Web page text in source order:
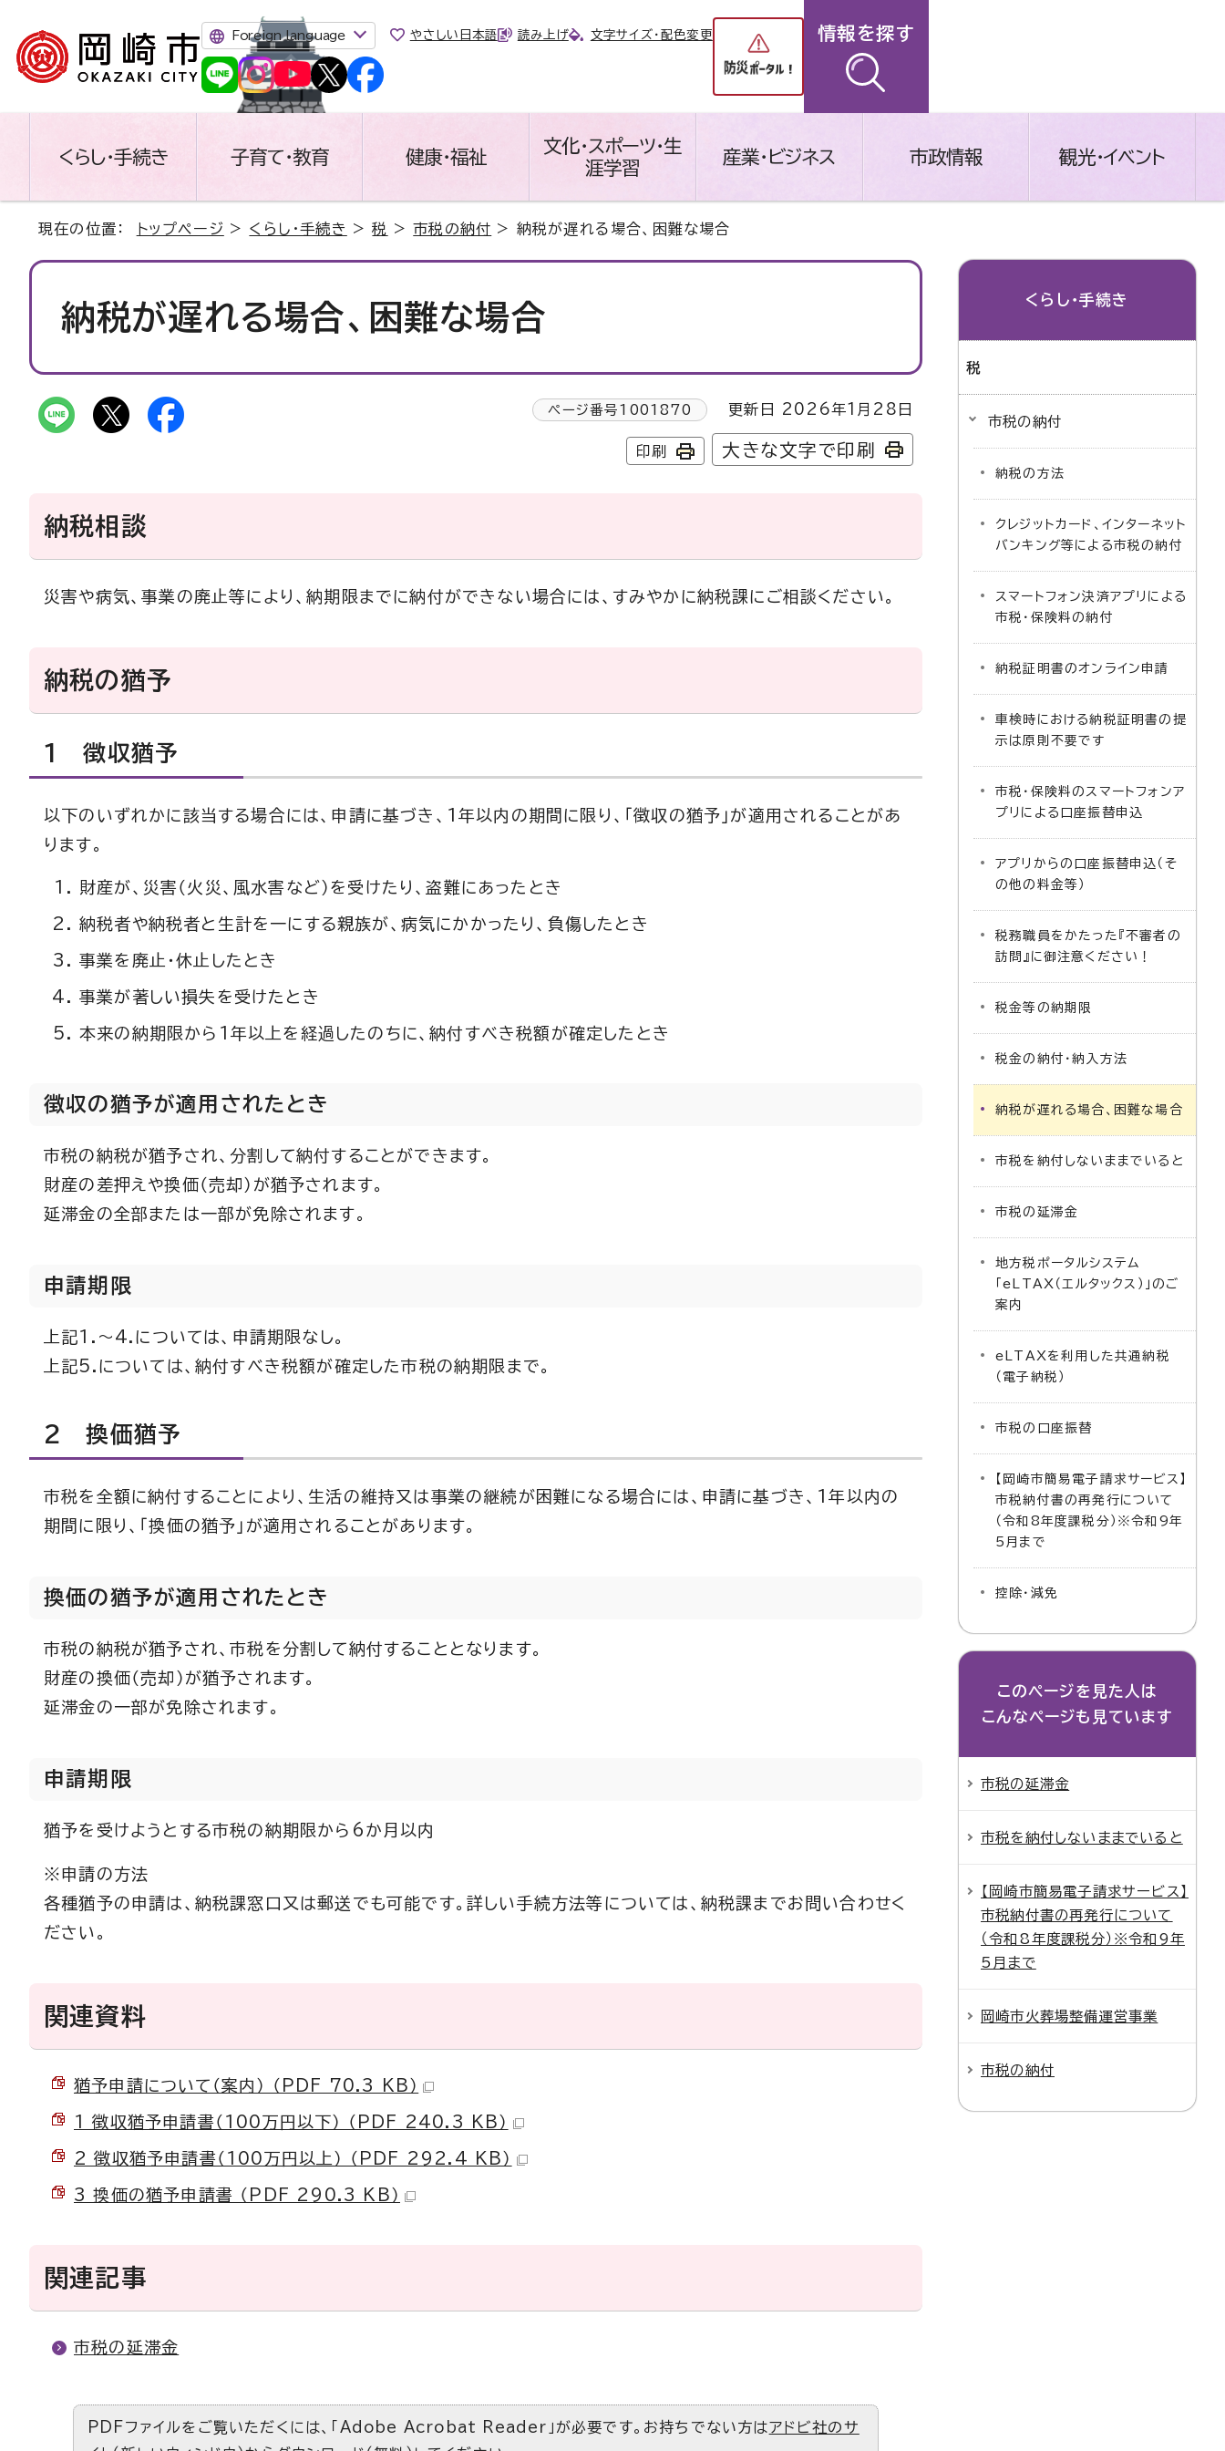
Foreign language やさしい日本語 読み上げ 文字サイズ・配色変更 情報を探す
くらし・手続き 子育て・教育 健康・福祉
文化・スポーツ・生
涯学習
産業・ビジネス 市政情報 観光・イベント
現在の位置： トップページ > くらし・手続き >税 >市税の納付 > 納税が遅れる場合、困難な場合
納税が遅れる場合、困難な場合
ページ番号 1001870 更新日 2026年1月28日
印刷 大きな文字で印刷
納税相談
災害や病気、事業の廃止等により、納期限までに納付ができない場合には、すみやかに納税課にご相談ください。
納税の猶予
1 徴収猶予
以下のいずれかに該当する場合には、申請に基づき、1年以内の期間に限り、「徴収の猶予」が適用されることがあ
ります。
財産が、災害（火災、風水害など）を受けたり、盗難にあったとき
納税者や納税者と生計を一にする親族が、病気にかかったり、負傷したとき
事業を廃止・休止したとき
事業が著しい損失を受けたとき
本来の納期限から1年以上を経過したのちに、納付すべき税額が確定したとき
徴収の猶予が適用されたとき
市税の納税が猶予され、分割して納付することができます。
財産の差押えや換価（売却）が猶予されます。
延滞金の全部または一部が免除されます。
申請期限
上記1.～4.については、申請期限なし。
上記5.については、納付すべき税額が確定した市税の納期限まで。
2 換価猶予
市税を全額に納付することにより、生活の維持又は事業の継続が困難になる場合には、申請に基づき、1年以内の
期間に限り、「換価の猶予」が適用されることがあります。
換価の猶予が適用されたとき
市税の納税が猶予され、市税を分割して納付することとなります。
財産の換価（売却）が猶予されます。
延滞金の一部が免除されます。
申請期限
猶予を受けようとする市税の納期限から6か月以内
※申請の方法
各種猶予の申請は、納税課窓口又は郵送でも可能です。詳しい手続方法等については、納税課までお問い合わせく
ださい。
関連資料
猶予申請について（案内） （PDF 70.3 KB）
1 徴収猶予申請書（100万円以下） （PDF 240.3 KB）
2 徴収猶予申請書（100万円以上） （PDF 292.4 KB）
3 換価の猶予申請書 （PDF 290.3 KB）
関連記事
市税の延滞金
PDFファイルをご覧いただくには、「Adobe Acrobat Reader」が必要です。お持ちでない方はアドビ社のサ
くらし・手続き
税
市税の納付
納税の方法
クレジットカード、インターネット
バンキング等による市税の納付
スマートフォン決済アプリによる
市税・保険料の納付
納税証明書のオンライン申請
車検時における納税証明書の提
示は原則不要です
市税・保険料のスマートフォンア
プリによる口座振替申込
アプリからの口座振替申込（そ
の他の料金等）
税務職員をかたった『不審者の
訪問』に御注意ください！
税金等の納期限
税金の納付・納入方法
納税が遅れる場合、困難な場合
市税を納付しないままでいると
市税の延滞金
地方税ポータルシステム
「eLTAX（エルタックス）」のご
案内
eLTAXを利用した共通納税
（電子納税）
市税の口座振替
【岡崎市簡易電子請求サービス】
市税納付書の再発行について
（令和8年度課税分）※令和9年
5月まで
控除・減免
このページを見た人は
こんなページも見ています
市税の延滞金
市税を納付しないままでいると
【岡崎市簡易電子請求サービス】
市税納付書の再発行について
（令和8年度課税分）※令和9年
5月まで
岡崎市火葬場整備運営事業
市税の納付